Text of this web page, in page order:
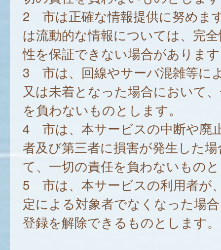
2 市は正確な情報提供に努めま
は流動的な情報については、完
性を保証できない場合がありま
3 市は、回線やサーバ混雑等に
又は未着となった場合において
を負わないものとします。
4 市は、本サービスの中断や廃
者及び第三者に損害が発生した
て、一切の責任を負わないもの
5 市は、本サービスの利用者が
定による対象者でなくなった場
登録を解除できるものとします。